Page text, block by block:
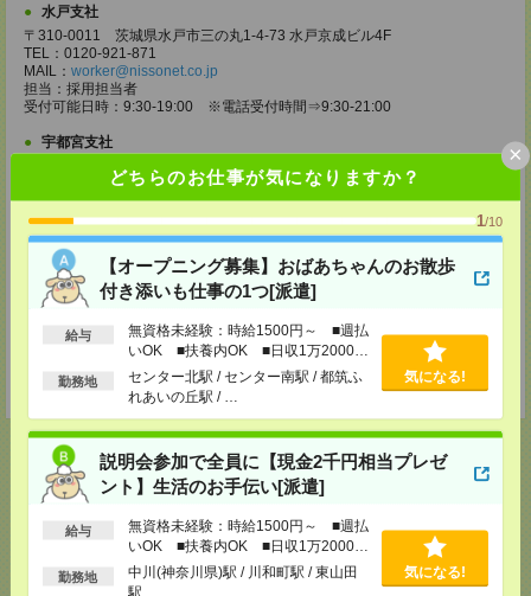
どちらのお仕事が気になりますか？
1/10
【オープニング募集】おばあちゃんのお散歩
付き添いも仕事の1つ[派遣]
給与
無資格未経験：時給1500円～ ■週払
いOK ■扶養内OK ■日収1万2000円
以上
勤務地
センター北駅 / センター南駅 / 都筑ふ
れあいの丘駅 / …
気になる!
説明会参加で全員に【現金2千円相当プレゼ
ント】生活のお手伝い[派遣]
給与
無資格未経験：時給1500円～ ■週払
いOK ■扶養内OK ■日収1万2000円
以上
勤務地
中川(神奈川県)駅 / 川和町駅 / 東山田
駅
気になる!
×
水戸支社
〒310-0011 茨城県水戸市三の丸1-4-73 水戸京成ビル4F
TEL：0120-921-871
MAIL： worker@nissonet.co.jp
担当：採用担当者
受付可能日時：9:30-19:00 ※電話受付時間⇒9:30-21:00
宇都宮支社
〒320-0811 栃木県宇都宮市大通り1-2-11 フコク生命ビル4F
TEL：0120-921-871
MAIL：worker@nissonet.co.jp
担当：採用担当者
受付可能日時：9:30-19:00 ※電話受付時間⇒9:30-21:00
高崎支社
埼玉県さいたま市大宮区仲町2-23-2 大宮仲町センタービル3F（さいたま
TEL：0120-921-871
worker@nissonet.co.jp
担当：採用担当者
受付可能日時：9:30-19:00 ※電話受付時間⇒9:30-21:00
応募ページへ